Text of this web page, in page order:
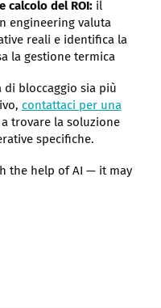
calcolo del ROI:il
engineering valuta
reali e identifica la
la gestione termica
di bloccaggio sia più
contattaci per una
trovare la soluzione
specifiche.
the help of AI — it may